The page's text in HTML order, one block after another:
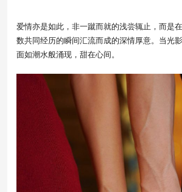
爱情亦是如此，非一蹴而就的浅尝辄止，而是
数共同经历的瞬间汇流而成的深情厚意。当光
面如潮水般涌现，甜在心间。